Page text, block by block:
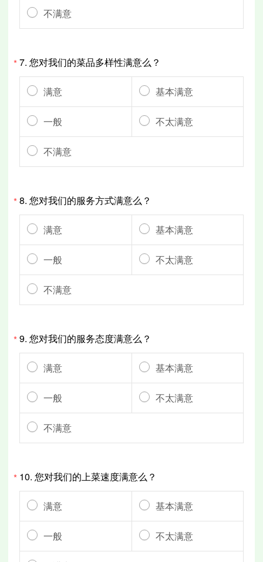
不满意
*7. 您对我们的菜品多样性满意么？
满意 基本满意
一般 不太满意
不满意
*8. 您对我们的服务方式满意么？
满意 基本满意
一般 不太满意
不满意
*9. 您对我们的服务态度满意么？
满意 基本满意
一般 不太满意
不满意
* 10. 您对我们的上菜速度满意么？
满意 基本满意
一般 不太满意